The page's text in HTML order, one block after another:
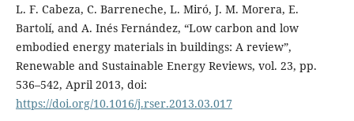
L. F. Cabeza, C. Barreneche, L. Miró, J. M. Morera, E.
Bartolí, and A. Inés Fernández, “Low carbon and low
embodied energy materials in buildings: A review”,
Renewable and Sustainable Energy Reviews, vol. 23, pp.
536–542, April 2013, doi:
https://doi.org/10.1016/j.rser.2013.03.017